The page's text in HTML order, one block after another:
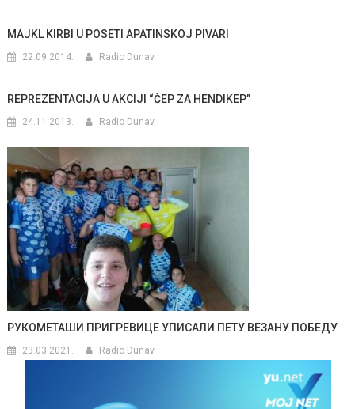
MAJKL KIRBI U POSETI APATINSKOJ PIVARI
22.09.2014. Radio Dunav
REPREZENTACIJA U AKCIJI “ČEP ZA HENDIKEP”
24.11.2013. Radio Dunav
РУКОМЕТАШИ ПРИГРЕВИЦЕ УПИСАЛИ ПЕТУ ВЕЗАНУ ПОБЕДУ
23.03.2021. Radio Dunav